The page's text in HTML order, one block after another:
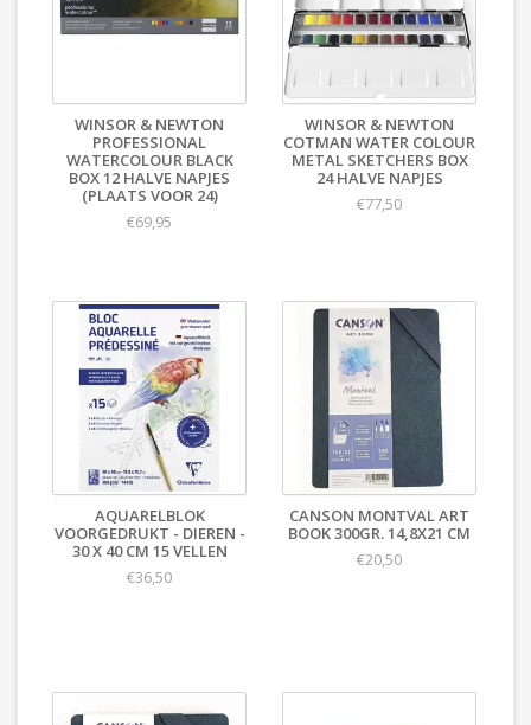
WINSOR & NEWTON
PROFESSIONAL
WATERCOLOUR BLACK
BOX 12 HALVE NAPJES
(PLAATS VOOR 24)
€69,95
WINSOR & NEWTON
COTMAN WATER COLOUR
METAL SKETCHERS BOX
24 HALVE NAPJES
€77,50
AQUARELBLOK
VOORGEDRUKT - DIEREN -
30 X 40 CM 15 VELLEN
€36,50
CANSON MONTVAL ART
BOOK 300GR. 14,8X21 CM
€20,50